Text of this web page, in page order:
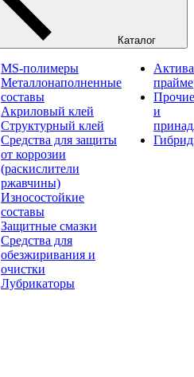
Каталог
MS-полимеры
Металлонаполненные
составы
Акриловый клей
Структурный клей
Средства для защиты
от коррозии
(раскислители
ржавчины)
Износостойкие
составы
Защитные смазки
Средства для
обезжиривания и
очистки
Лубрикаторы
и